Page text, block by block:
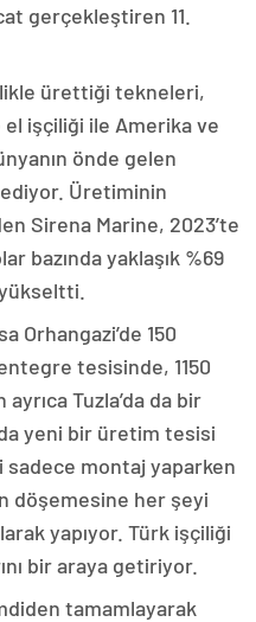
gerçekleştiren 11.
ürettiği tekneleri,
el işçiliği ile Amerika ve
önde gelen
Üretiminin
Sirena Marine, 2023’te
bazında yaklaşık %69
Orhangazi’de 150
tesisinde, 1150
Tuzla’da da bir
yeni bir üretim tesisi
sadece montaj yaparken
döşemesine her şeyi
yapıyor. Türk işçiliği
bir araya getiriyor.
tamamlayarak